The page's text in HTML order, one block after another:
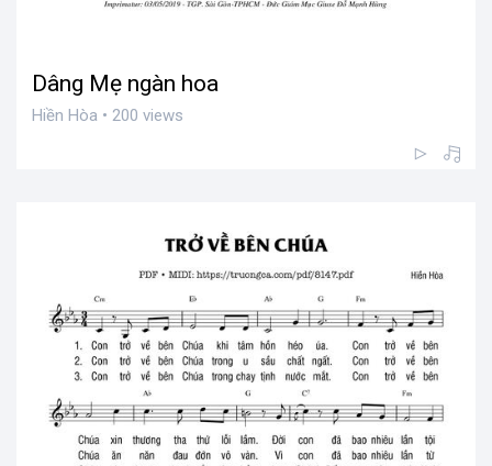
Dâng Mẹ ngàn hoa
Hiền Hòa • 200 views